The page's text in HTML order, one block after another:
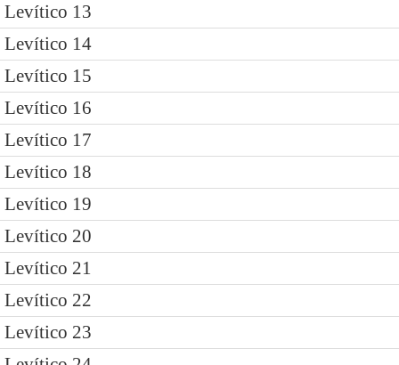
Levítico 13
Levítico 14
Levítico 15
Levítico 16
Levítico 17
Levítico 18
Levítico 19
Levítico 20
Levítico 21
Levítico 22
Levítico 23